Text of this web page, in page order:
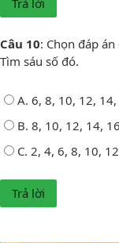
Câu 10: Chọn đáp
Tìm sáu số đó.
A. 6, 8, 10, 12,
B. 8, 10, 12, 14,
C. 2, 4, 6, 8, 10, 12